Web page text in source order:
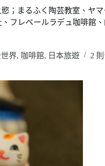
；まるふく陶芸教室、ヤ
フレベールラデュ咖啡館
界, 咖啡館, 日本旅遊 2